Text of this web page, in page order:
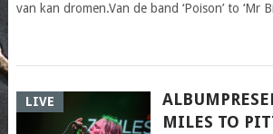
van kan dromen.Van de band ‘Poison’ to ‘Mr
LIVE
MILES TO